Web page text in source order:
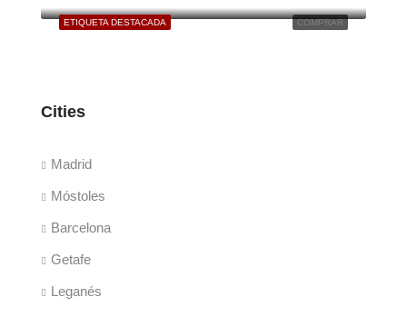
COMPRAR
ETIQUETA DESTACADA
Cities
Madrid
Móstoles
Barcelona
Getafe
Leganés